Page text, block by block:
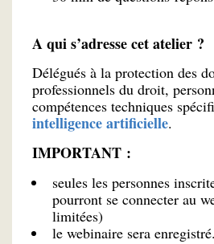
A qui s’adresse cet atelier ?
Délégués à la protection des
professionnels du droit,
compétences techniques
intelligence artificielle.
IMPORTANT :
seules les personnes
pourront se connecter au
limitées)
le webinaire sera enregistré.